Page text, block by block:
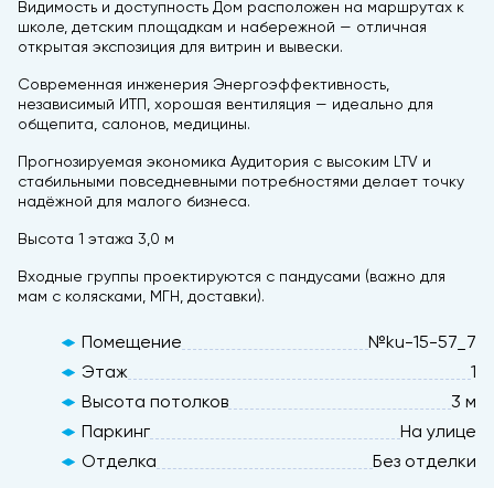
Видимость и доступность Дом расположен на маршрутах к
школе, детским площадкам и набережной — отличная
открытая экспозиция для витрин и вывески.
Современная инженерия Энергоэффективность,
независимый ИТП, хорошая вентиляция — идеально для
общепита, салонов, медицины.
Прогнозируемая экономика Аудитория с высоким LTV и
стабильными повседневными потребностями делает точку
надёжной для малого бизнеса.
Высота 1 этажа 3,0 м
Входные группы проектируются с пандусами (важно для
мам с колясками, МГН, доставки).
Помещение
№ku-15-57_7
Этаж
1
Высота потолков
3 м
Паркинг
На улице
Отделка
Без отделки